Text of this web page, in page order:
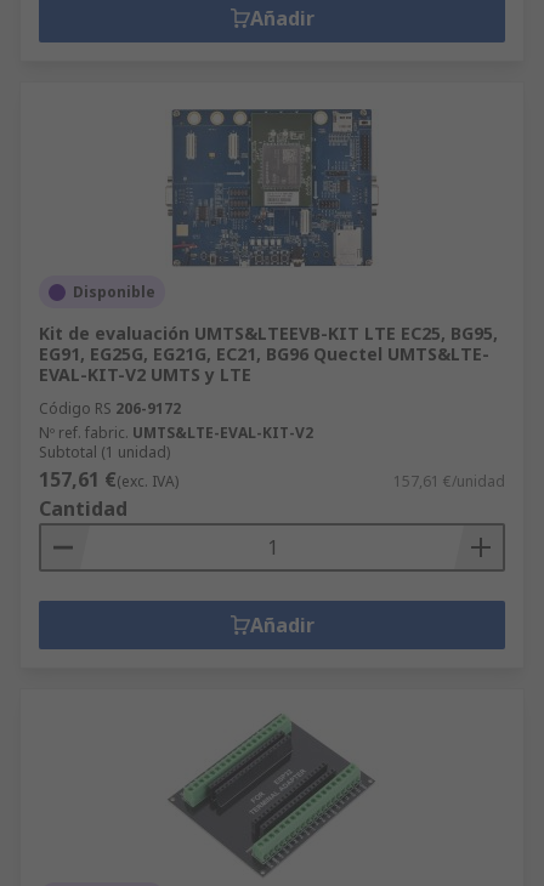
Añadir
Disponible
Kit de evaluación UMTS&LTEEVB-KIT LTE EC25, BG95,
EG91, EG25G, EG21G, EC21, BG96 Quectel UMTS&LTE-
EVAL-KIT-V2 UMTS y LTE
Código RS 206-9172
Nº ref. fabric. UMTS&LTE-EVAL-KIT-V2
Subtotal (1 unidad)
157,61 €(exc. IVA) 157,61 €/unidad
Cantidad
Añadir